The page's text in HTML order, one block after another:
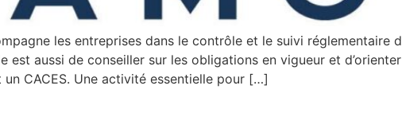
les entreprises dans le contrôle et le suivi
est aussi de conseiller sur les obligations en vigueur et
un CACES. Une activité essentielle pour […]